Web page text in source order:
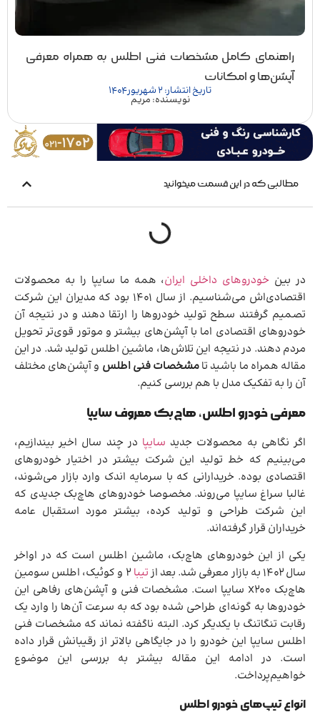
راهنمای کامل مشخصات فنی اطلس به همراه معرفی
آپشن‌ها و امکانات
تاریخ انتشار: 2 شهریور 1404
نویسنده: مریم
مطالبی که در این قسمت میخوانید
در بین خودروهای داخلی ایران، همه ما سایپا را به محصولات
اقتصادی‌اش می‌شناسیم. از سال 1401 بود که مدیران این شرکت
تصمیم گرفتند سطح تولید خودروها را ارتقا دهند و در نتیجه آن
خودروهای اقتصادی اما با آپشن‌های بیشتر و موتور قوی‌تر تحویل
مردم دهند. در نتیجه این تلاش‌ها، ماشین اطلس تولید شد. در این
مقاله همراه ما باشید تامشخصات فنی اطلس و آپشن‌های مختلف
آن را به تفکیک مدل با هم بررسی کنیم.
معرفی خودرو اطلس، هاچ‌بک معروف سایپا
اگر نگاهی به محصولات جدید سایپا در چند سال اخیر بیندازیم،
می‌بینیم که خط تولید این شرکت بیشتر در اختیار خودروهای
اقتصادی بوده. خریدارانی که با سرمایه اندک وارد بازار می‌شوند،
غالبا سراغ سایپا می‌روند. مخصوصا خودروهای هاچ‌بک جدیدی که
این شرکت طراحی و تولید کرده، بیشتر مورد استقبال عامه
خریداران قرار گرفته‌اند.
یکی از این خودروهای هاچ‌بک، ماشین اطلس است که در اواخر
سال 1402 به بازار معرفی شد. بعد از
تیبا
2 و کوئیک، اطلس سومین
هاچ‌بک X200 سایپا است. مشخصات فنی و آپشن‌های رفاهی این
خودروها به گونه‌ای طراحی شده بود که به سرعت آن‌ها را وارد یک
رقابت تنگاتنگ با یکدیگر کرد. البته ناگفته نماند که مشخصات فنی
اطلس سایپا این خودرو را در جایگاهی بالاتر از رقیبانش قرار داده
است. در ادامه این مقاله بیشتر به بررسی این موضوع
خواهیم‌پرداخت.
انواع تیپ‌های خودرو اطلس